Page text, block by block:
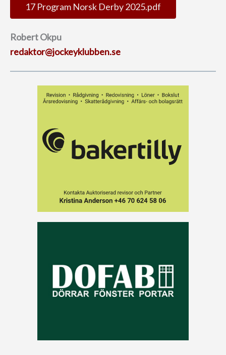
17 Program Norsk Derby 2025.pdf
Robert Okpu
redaktor@jockeyklubben.se